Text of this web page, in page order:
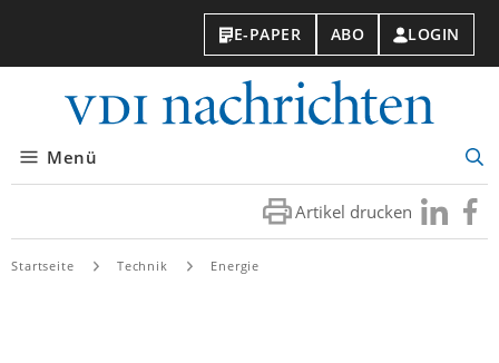
E-PAPER ABO LOGIN
Menü
Artikel drucken Besuchen
Sie
Sie
Startseite Technik Energie